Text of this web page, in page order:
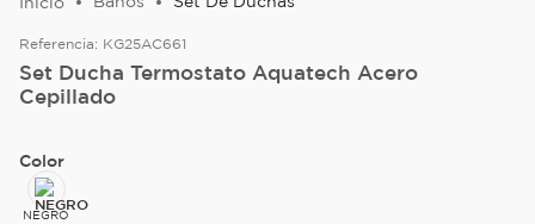
Referencia: KG25AC661
Set Ducha Termostato Aquatech Acero
Cepillado
Color
NEGRO